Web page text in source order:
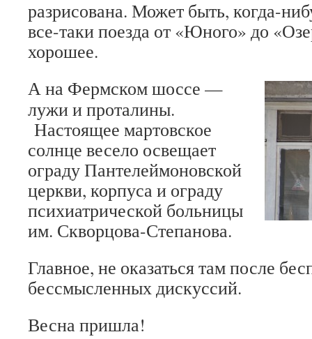
разрисована. Может быть, когда-
все-таки поезда от «Юного» до
хорошее.
А на Фермском шоссе —
лужи и проталины.
Настоящее мартовское
солнце весело освещает
ограду Пантелеймоновской
церкви, корпуса и ограду
психиатрической больницы
им. Скворцова-Степанова.
Главное, не оказаться там после
бессмысленных дискуссий.
Весна пришла!